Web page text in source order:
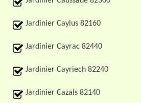
Jardinier Caylus 82160
Jardinier Cayrac 82440
Jardinier Cayriech 82240
Jardinier Cazals 82140